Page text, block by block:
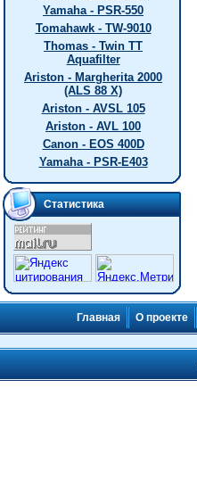
Yamaha - PSR-550
Tomahawk - TW-9010
Thomas - Twin TT
Aquafilter
Ariston - Margherita 2000
(ALS 88 X)
Ariston - AVSL 105
Ariston - AVL 100
Canon - EOS 400D
Yamaha - PSR-E403
Статистика
Главная О проекте